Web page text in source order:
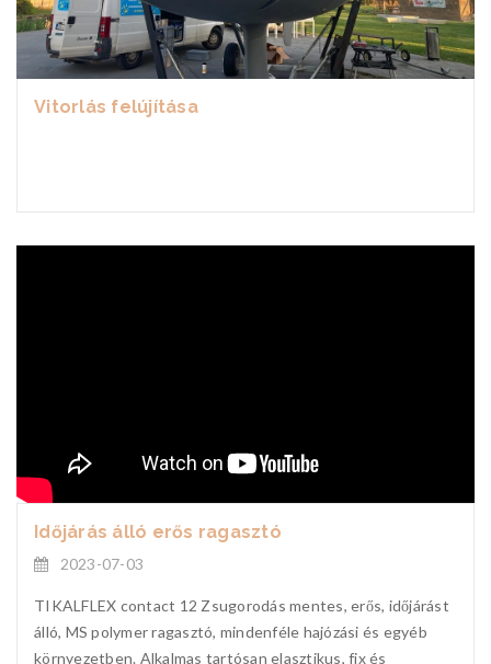
Vitorlás felújítása
Időjárás álló erős ragasztó
2023-07-03
TIKALFLEX contact 12 Zsugorodás mentes, erős, időjárást
álló, MS polymer ragasztó, mindenféle hajózási és egyéb
környezetben. Alkalmas tartósan elasztikus, fix és